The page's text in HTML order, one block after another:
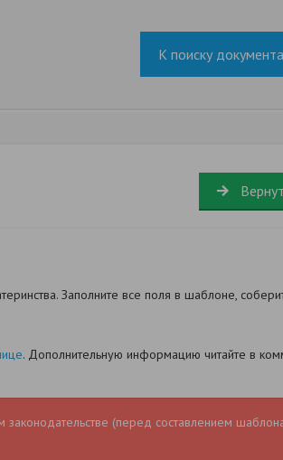
К поиску документа
Заполните все поля в шаблоне,
. Дополнительную информацию читайте в
законодательстве (перед составлением